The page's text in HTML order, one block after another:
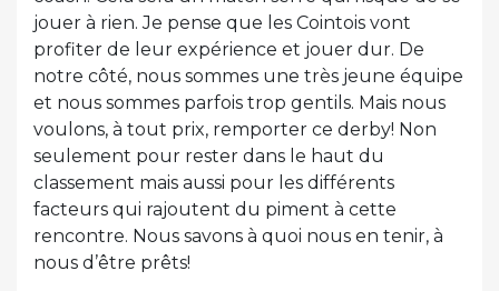
jouer à rien. Je pense que les Cointois vont
profiter de leur expérience et jouer dur. De
notre côté, nous sommes une très jeune équipe
et nous sommes parfois trop gentils. Mais nous
voulons, à tout prix, remporter ce derby! Non
seulement pour rester dans le haut du
classement mais aussi pour les différents
facteurs qui rajoutent du piment à cette
rencontre. Nous savons à quoi nous en tenir, à
nous d’être prêts!